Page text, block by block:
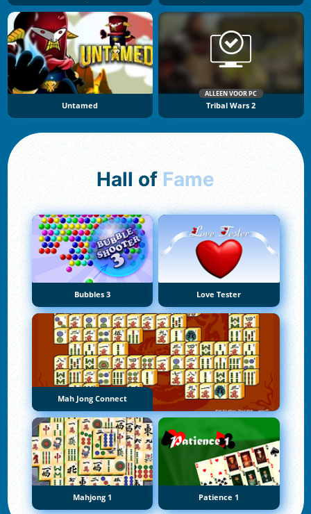
Untamed
ALLEEN VOOR PC
Tribal Wars 2
Hall of Fame
Bubbles 3 Love Tester
Mah Jong Connect
Mahjong 1 Patience 1